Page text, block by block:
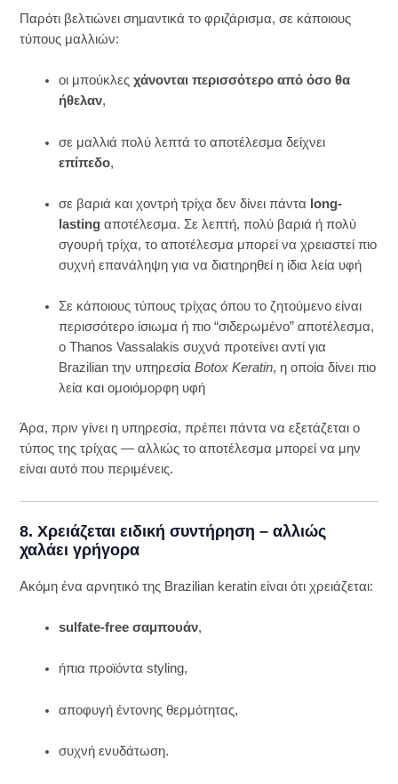
Παρότι βελτιώνει σημαντικά το φριζάρισμα, σε κάποιους
τύπους μαλλιών:
οι μπούκλεςχάνονται περισσότερο από όσο θα
ήθελαν,
σε μαλλιά πολύ λεπτά το αποτέλεσμα δείχνει
επίπεδο,
σε βαριά και χοντρή τρίχα δεν δίνει πάντα long-
lasting αποτέλεσμα. Σε λεπτή, πολύ βαριά ή πολύ
σγουρή τρίχα, το αποτέλεσμα μπορεί να χρειαστεί πιο
συχνή επανάληψη για να διατηρηθεί η ίδια λεία υφή
Σε κάποιους τύπους τρίχας όπου το ζητούμενο είναι
περισσότερο ίσιωμα ή πιο “σιδερωμένο” αποτέλεσμα,
ο Thanos Vassalakis συχνά προτείνει αντί για
Brazilian την υπηρεσίαBotox Keratin, η οποία δίνει πιο
λεία και ομοιόμορφη υφή
Άρα, πριν γίνει η υπηρεσία, πρέπει πάντα να εξετάζεται ο
τύπος της τρίχας — αλλιώς το αποτέλεσμα μπορεί να μην
είναι αυτό που περιμένεις.
8. Χρειάζεται ειδική συντήρηση – αλλιώς
χαλάει γρήγορα
Ακόμη ένα αρνητικό της Brazilian keratin είναι ότι χρειάζεται:
sulfate-free σαμπουάν,
ήπια προϊόντα styling,
αποφυγή έντονης θερμότητας,
συχνή ενυδάτωση.